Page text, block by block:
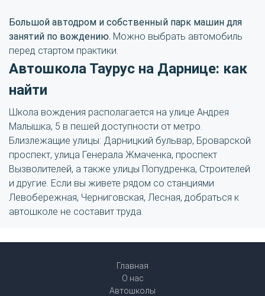
Большой автодром и собственный парк машин для
занятий по вождению. Можно выбрать автомобиль
перед стартом практики.
Автошкола Таурус на Дарнице: как
найти
Школа вождения располагается на улице Андрея
Малышка, 5 в пешей доступности от метро.
Близлежащие улицы: Дарницкий бульвар, Броварской
проспект, улица Генерала Жмаченка, проспект
Вызволителей, а также улицы Попудренка, Строителей
и другие. Если вы живете рядом со станциями
Левобережная, Черниговская, Лесная, добраться к
автошколе не составит труда.
Главная
О нас
Автошколы